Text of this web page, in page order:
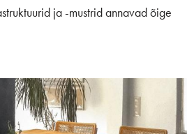
ja -mustrid annavad õige